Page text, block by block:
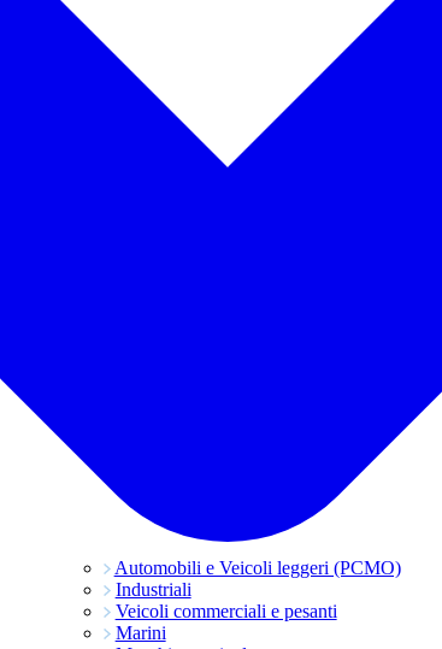
Automobili e Veicoli leggeri (PCMO)
Industriali
Veicoli commerciali e pesanti
Marini